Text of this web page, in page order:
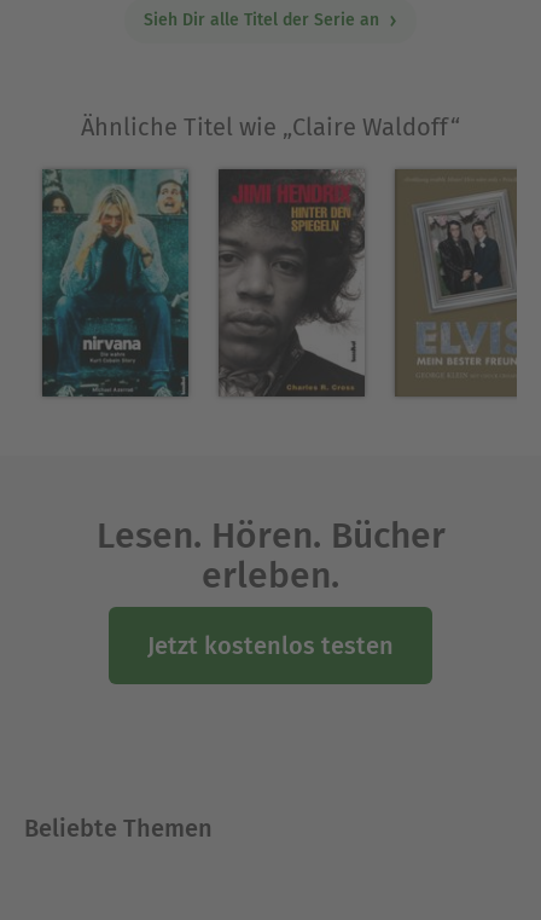
Sieh Dir alle Titel der Serie an
Ähnliche Titel wie „Claire Waldoff“
Lesen. Hören. Bücher
erleben.
Jetzt kostenlos testen
Beliebte Themen